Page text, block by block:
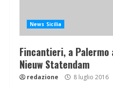
News Sicilia
Fincantieri, a
Nieuw Statendam
redazione 8 luglio 2016